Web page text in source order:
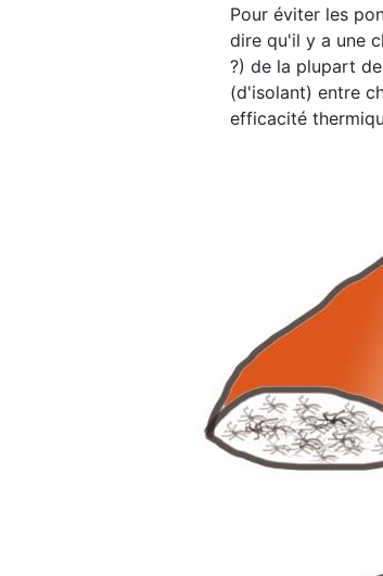
Pour éviter les
dire qu'il y a une
?) de la plupart
(d'isolant) entre
efficacité